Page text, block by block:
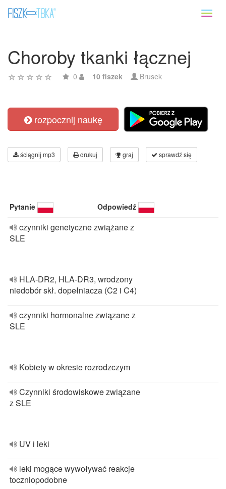
Choroby tkanki łącznej
0 10 fiszek Brusek
rozpocznij naukę
ściągnij mp3 drukuj graj sprawdź się
Pytanie Odpowiedź
czynniki genetyczne zwiążane z
SLE
HLA-DR2, HLA-DR3, wrodzony
niedobór skł. dopełniacza (C2 i C4)
czynniki hormonalne związane z
SLE
Kobiety w okresie rozrodzczym
Czynniki środowiskowe związane
z SLE
UV i leki
leki mogące wywoływać reakcje
toczniopodobne